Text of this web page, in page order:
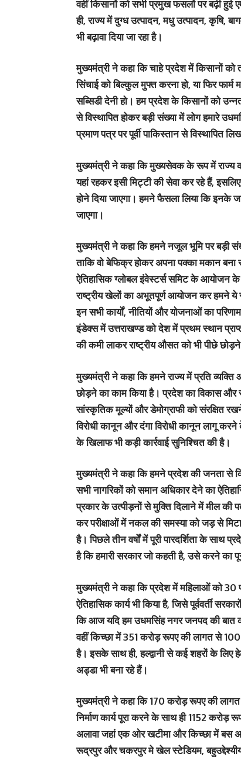
वहीं किसानों को सभी प्रमुख फसलों पर बढ़ी हुई
ही, राज्य में दुग्ध उत्पादन, मधु उत्पादन, कृषि,
भी बढ़ावा दिया जा रहा है।
मुख्यमंत्री ने कहा कि चाहे प्रदेश में किसानों
सिंचाई को बिल्कुल मुफ्त करना हो, या फिर
सब्सिडी देनी हो। हम प्रदेश के किसानों को
से विस्थापित होकर बड़ी संख्या में लोग हमारे
प्रमाण पत्र पर पूर्वी पाकिस्तान से विस्थापित
मुख्यमंत्री ने कहा कि मुख्यसेवक के रूप में राज्य
यहां रहकर इसी मिट्टी की सेवा कर रहे हैं,
होने दिया जाएगा। हमने फैसला लिया कि इनके
जाएगा।
मुख्यमंत्री ने कहा कि हमने नजूल भूमि पर बड़ी
ताकि वो बेफिक्र होकर अपना पक्का मकान बना
ऐतिहासिक ग्लोबल इंवेस्टर्स समिट के आयोजन
राष्ट्रीय खेलों का अभूतपूर्ण आयोजन कर हमने ये
इन सभी कार्यों, नीतियों और योजनाओं का
इंडेक्स में उत्तराखण्ड को देश में प्रथम स्थान
की कमी लाकर राष्ट्रीय औसत को भी पीछे
मुख्यमंत्री ने कहा कि हमने राज्य में प्रति
छोड़ने का काम किया है। प्रदेश का विकास और
सांस्कृतिक मूल्यों और डेमोग्राफी को संरक्षित
विरोधी कानून और दंगा विरोधी कानून लागू
के खिलाफ भी कड़ी कार्रवाई सुनिश्चित की है।
मुख्यमंत्री ने कहा कि हमने प्रदेश की जनता से
सभी नागरिकों को समान अधिकार देने का
प्रकार के उत्पीड़नों से मुक्ति दिलाने में मील की
कर परीक्षाओं में नकल की समस्या को जड़ से
है। पिछले तीन वर्षों में पूरी पारदर्शिता के
है कि हमारी सरकार जो कहती है, उसे करने का
मुख्यमंत्री ने कहा कि प्रदेश में महिलाओं को 30
ऐतिहासिक कार्य भी किया है, जिसे पूर्ववर्ती
कि आज यदि हम उधमसिंह नगर जनपद की बात
वहीं किच्छा में 351 करोड़ रूपए की लागत से
है। इसके साथ ही, हल्द्वानी से कई शहरों के लिए
अड्डा भी बना रहे हैं।
मुख्यमंत्री ने कहा कि 170 करोड़ रूपए की
निर्माण कार्य पूरा करने के साथ ही 1152 करोड़
अलावा जहां एक ओर खटीमा और किच्छा में बस
रूद्रपुर और चकरपुर मे खेल स्टेडियम,